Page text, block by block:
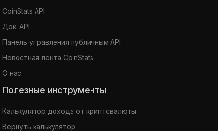
CoinStats API
Док. API
Панель управления публичным API
Новостная лента CoinStats
О нас
Полезные инструменты
Калькулятор дохода от криптовалюты
Вернуть калькулятор